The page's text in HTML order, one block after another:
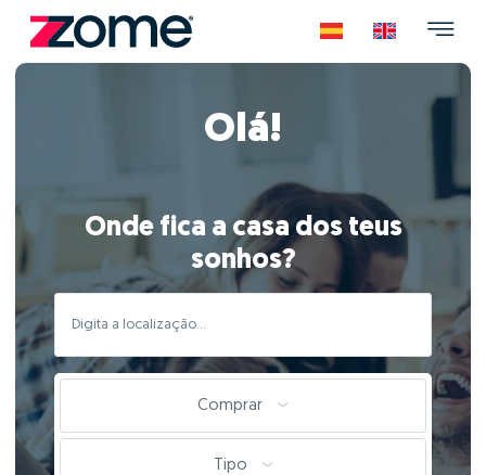
Olá!
Onde fica a casa dos teus
sonhos?
Comprar
Tipo